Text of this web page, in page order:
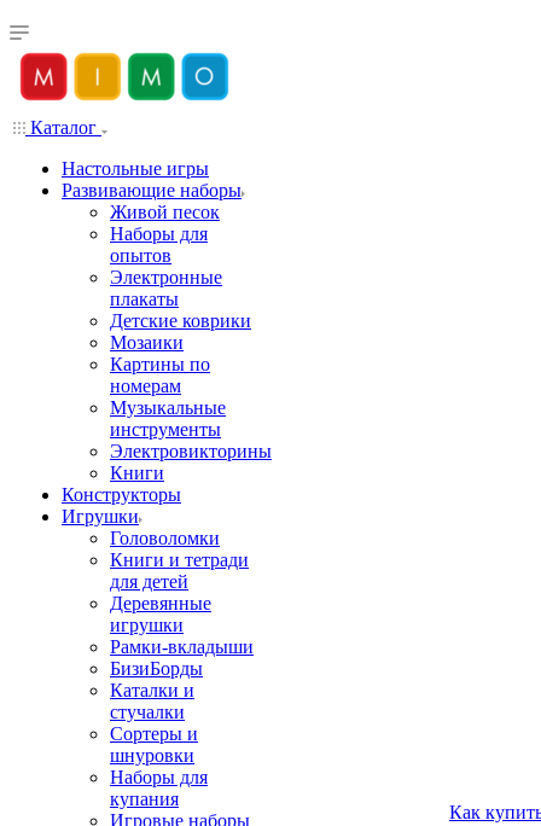
Каталог
Настольные игры
Развивающие наборы
Живой песок
Наборы для
опытов
Электронные
плакаты
Детские коврики
Мозаики
Картины по
номерам
Музыкальные
инструменты
Электровикторины
Книги
Конструкторы
Игрушки
Головоломки
Книги и тетради
для детей
Деревянные
игрушки
Рамки-вкладыши
БизиБорды
Каталки и
стучалки
Сортеры и
шнуровки
Наборы для
купания
Игровые наборы
Как